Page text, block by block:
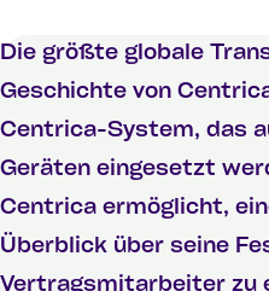
Die größte globale
Geschichte von
Centrica-System, das
Geräten eingesetzt
Centrica ermöglicht,
Überblick über seine
Vertragsmitarbeiter zu